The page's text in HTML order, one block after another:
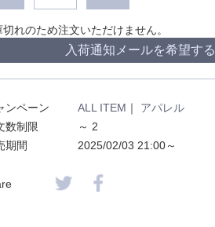
切れのため注文いただけません。
入荷通知メールを希望する
ンペーン ALL ITEM ｜ アパレル
数制限
～ 2
期間
2025/02/03 21:00～